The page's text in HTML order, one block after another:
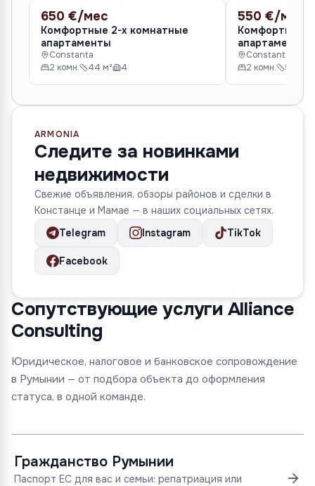
АРЕНДА
650 €/мес
Комфортные 2-х комнатные
апартаменты
Constanta
2 комн.
44 м² 4
АРЕНДА
550 €/мес
Комфортные
апартаменты
Constanta
2 комн.
56 м²
ARMONIA
Следите за новинками
недвижимости
Свежие объявления, обзоры районов и сделки в
Констанце и Мамае — в наших социальных сетях.
Telegram
Instagram TikTok
Facebook
Сопутствующие услуги Alliance
Consulting
Юридическое, налоговое и банковское сопровождение
в Румынии — от подбора объекта до оформления
статуса, в одной команде.
Гражданство Румынии
Паспорт ЕС для вас и семьи: репатриация или